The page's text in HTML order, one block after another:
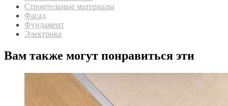
Строительные материалы
Фасад
Фундамент
Электрика
Вам также могут понравиться эти